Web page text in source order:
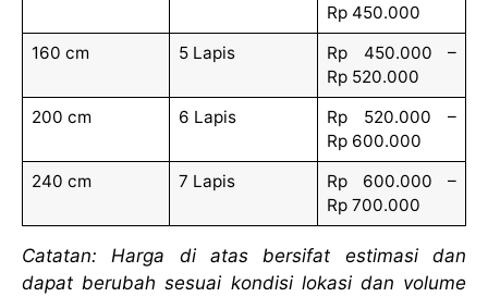
Rp 450.000
160 cm
5 Lapis
Rp 450.000 –
Rp 520.000
200 cm
6 Lapis
Rp 520.000 –
Rp 600.000
240 cm
7 Lapis
Rp 600.000 –
Rp 700.000
Catatan: Harga di atas bersifat estimasi dan
dapat berubah sesuai kondisi lokasi dan volume